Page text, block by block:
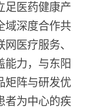
足医药健康产
域深度合作共
医疗服务、
能力，与东阳
矩阵与研发优
者为中心的疾